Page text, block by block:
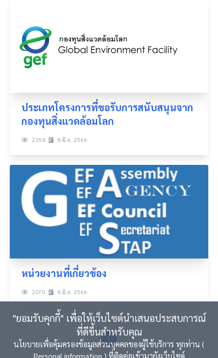
ประเภทโครงการที่ขอรับการสนับสนุนจาก
กองทุนสิ่งแวดล้อมโลก
2354 8 มิ.ย. 2566
หน่วยงานที่เกี่ยวข้อง
2070 8 มิ.ย. 2566
1
"ยอมรับคุกกี้" เพื่อให้เว็บไซต์นำเสนอประสบการณ์
ที่ดีขึ้นสำหรับคุณ
นโยบายเพื่อคุ้มครองข้อมูลส่วนบุคคลของผู้ใช้บริการ ทุกท่าน (
Personal information ) ที่ติดต่อเข้ามายังเว็บไซด์